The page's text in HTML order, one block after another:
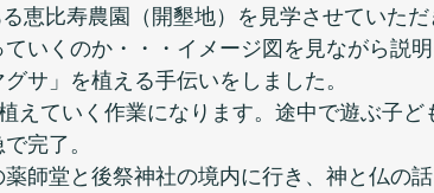
恵比寿農園（開墾地）を見学させていただ
いくのか・・・イメージ図を見ながら説
サ」を植える手伝いをしました。
えていく作業になります。途中で遊ぶ子ど
完了。
師堂と後祭神社の境内に行き、神と仏の